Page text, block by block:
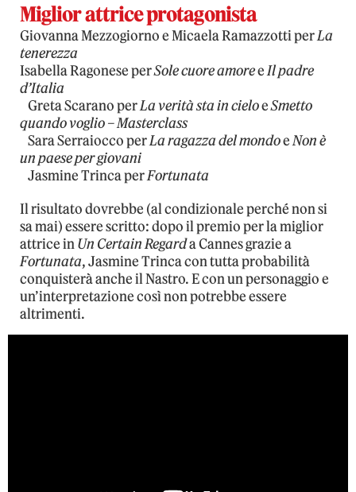
Miglior attrice protagonista
Giovanna Mezzogiorno e Micaela Ramazzotti perLa
tenerezza
Isabella Ragonese perSole cuore amoreeIl padre
d’Italia
Greta Scarano perLa verità sta in cieloeSmetto
quando voglio – Masterclass
Sara Serraiocco perLa ragazza del mondoeNon è
un paese per giovani
Jasmine Trinca perFortunata
Il risultato dovrebbe (al condizionale perché non si
sa mai) essere scritto: dopo il premio per la miglior
attrice inUn Certain Regarda Cannes grazie a
Fortunata, Jasmine Trinca con tutta probabilità
conquisterà anche il Nastro. E con un personaggio e
un’interpretazione così non potrebbe essere
altrimenti.